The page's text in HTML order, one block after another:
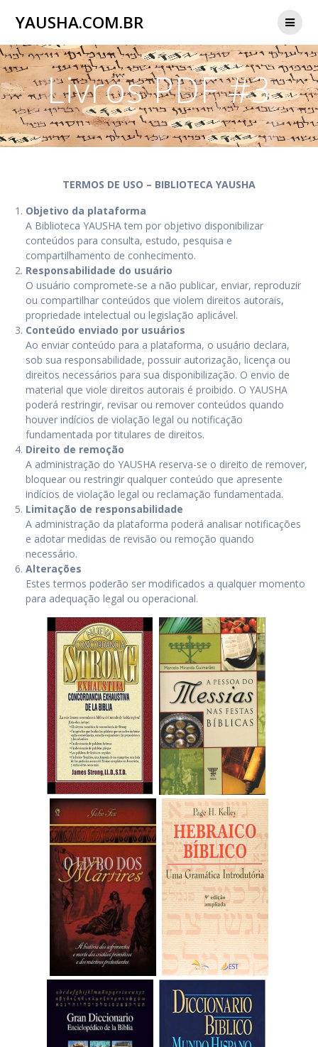
YAUSHA.COM.BR
Livros PDF #3
TERMOS DE USO – BIBLIOTECA YAUSHA
Objetivo da plataforma
A Biblioteca YAUSHA tem por objetivo disponibilizar
conteúdos para consulta, estudo, pesquisa e
compartilhamento de conhecimento.
Responsabilidade do usuário
O usuário compromete-se a não publicar, enviar, reproduzir
ou compartilhar conteúdos que violem direitos autorais,
propriedade intelectual ou legislação aplicável.
Conteúdo enviado por usuários
Ao enviar conteúdo para a plataforma, o usuário declara,
sob sua responsabilidade, possuir autorização, licença ou
direitos necessários para sua disponibilização. O envio de
material que viole direitos autorais é proibido. O YAUSHA
poderá restringir, revisar ou remover conteúdos quando
houver indícios de violação legal ou notificação
fundamentada por titulares de direitos.
Direito de remoção
A administração do YAUSHA reserva-se o direito de remover,
bloquear ou restringir qualquer conteúdo que apresente
indícios de violação legal ou reclamação fundamentada.
Limitação de responsabilidade
A administração da plataforma poderá analisar notificações
e adotar medidas de revisão ou remoção quando
necessário.
Alterações
Estes termos poderão ser modificados a qualquer momento
para adequação legal ou operacional.